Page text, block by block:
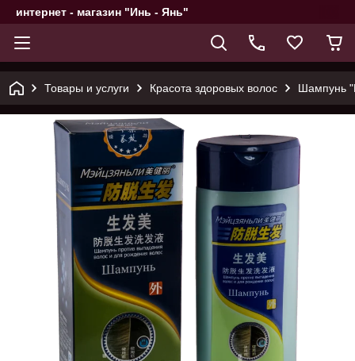
интернет - магазин "Инь - Янь"
Товары и услуги Красота здоровых волос Шампунь